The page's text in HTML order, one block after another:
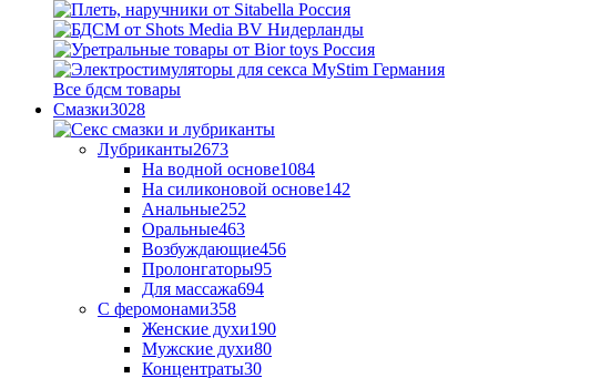
Все бдсм товары
Смазки3028
Лубриканты2673
На водной основе1084
На силиконовой основе142
Анальные252
Оральные463
Возбуждающие456
Пролонгаторы95
Для массажа694
С феромонами358
Женские духи190
Мужские духи80
Концентраты30